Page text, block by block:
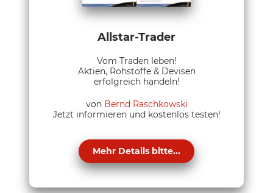
Allstar-Trader
Vom Traden leben!
Aktien, Rohstoffe & Devisen
erfolgreich handeln!
von Bernd Raschkowski
Jetzt informieren und kostenlos testen!
Mehr Details bitte...